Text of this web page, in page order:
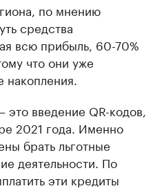
по мнению
средства
всю прибыль, 60-70%
что они уже
накопления.
это введение QR-кодов,
2021 года. Именно
брать льготные
деятельности. По
эти кредиты